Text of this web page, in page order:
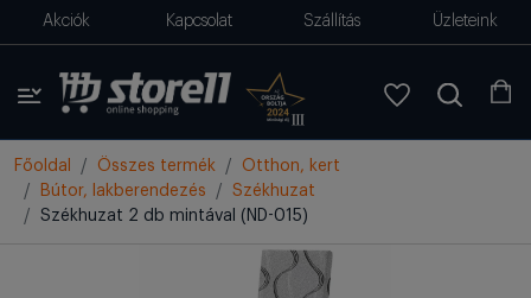
Akciók Kapcsolat Szállítás Üzleteink
Főoldal Összes termék
Otthon, kert
Bútor, lakberendezés
Székhuzat
Székhuzat 2 db mintával (ND-015)